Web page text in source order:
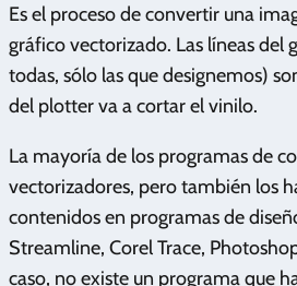
Es el proceso de convertir una
gráfico vectorizado. Las líneas del
todas, sólo las que designemos)
del plotter va a cortar el vinilo.
La mayoría de los programas de
vectorizadores, pero también los
contenidos en programas de
Streamline, Corel Trace,
caso, no existe un programa que